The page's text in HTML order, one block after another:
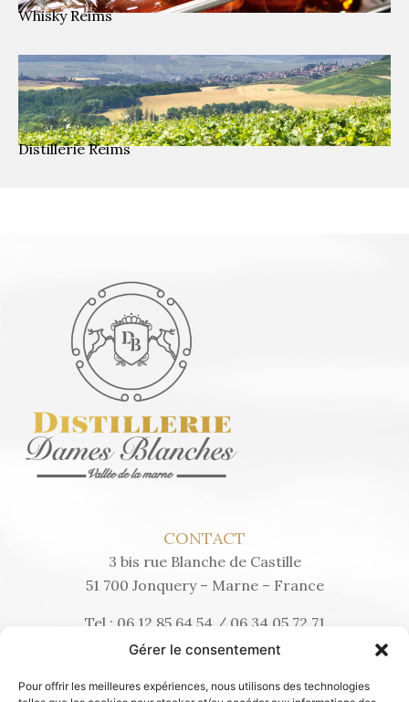
Gérer le consentement
Pour offrir les meilleures expériences, nous utilisons des technologies
Whisky Reims
Distillerie Reims
CONTACT
3 bis rue Blanche de Castille
51 700 Jonquery – Marne – France
Tel : 06 12 85 64 54/ 06 34 05 72 71
distilleriedesdamesblanches@gmail.com
NAVIGATION